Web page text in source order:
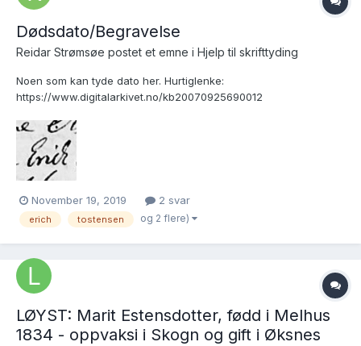
Dødsdato/Begravelse
Reidar Strømsøe postet et emne i Hjelp til skrifttyding
Noen som kan tyde dato her. Hurtiglenke:
https://www.digitalarkivet.no/kb20070925690012
November 19, 2019 2 svar
erich tostensen og 2 flere)
LØYST: Marit Estensdotter, fødd i Melhus
1834 - oppvaksi i Skogn og gift i Øksnes